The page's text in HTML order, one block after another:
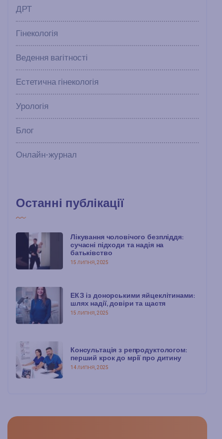
ДРТ
Гінекологія
Ведення вагітності
Естетична гінекологія
Урологія
Блог
Онлайн-журнал
Останні публікації
Лікування чоловічого безпліддя:
сучасні підходи та надія на
батьківство
15 ЛИПНЯ, 2025
ЕКЗ із донорськими яйцеклітинами:
шлях надії, довіри та щастя
15 ЛИПНЯ, 2025
Консультація з репродуктологом:
перший крок до мрії про дитину
14 ЛИПНЯ, 2025